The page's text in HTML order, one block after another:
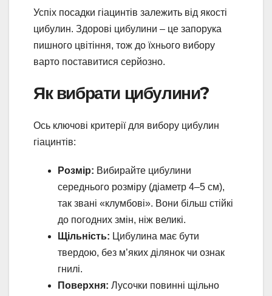
Успіх посадки гіацинтів залежить від якості
цибулин. Здорові цибулини – це запорука
пишного цвітіння, тож до їхнього вибору
варто поставитися серйозно.
Як вибрати цибулини?
Ось ключові критерії для вибору цибулин
гіацинтів:
Розмір: Вибирайте цибулини
середнього розміру (діаметр 4–5 см),
так звані «клумбові». Вони більш стійкі
до погодних змін, ніж великі.
Щільність: Цибулина має бути
твердою, без м’яких ділянок чи ознак
гнилі.
Поверхня: Лусочки повинні щільно